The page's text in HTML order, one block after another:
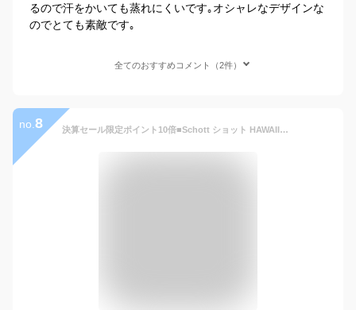
るので汗をかいても蒸れにくいです｡オシャレなデザインな
のでとても素敵です｡
全てのおすすめコメント（2件）
no. 8 決算セール限定ポイント10倍■Schott ショット HAWAIIAN SHIRT"LEOPARD" ハワイアンシャツ"レオパード" アロハシャツ 半袖シャツ オープンカラーシャツ 開襟シャツ 7823123011 2023 SS 春夏【返品・交換不可】